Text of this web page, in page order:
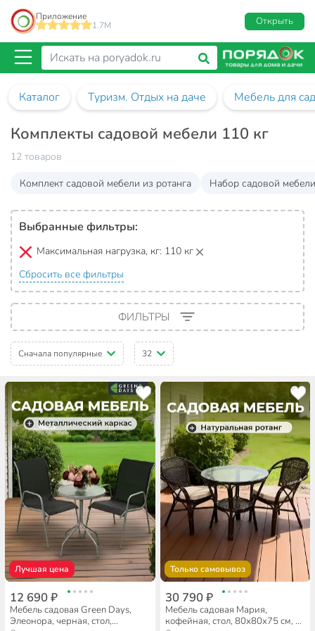
Приложение
1.7M
Открыть
Каталог Туризм. Отдых на даче Мебель для
Комплекты садовой мебели 110 кг
12 товаров
Комплект садовой мебели из ротанга
Набор садовой
Выбранные фильтры:
Максимальная нагрузка, кг: 110 кг
Сбросить все фильтры
ФИЛЬТРЫ
Сначала популярные 32
Лучшая цена
12 690 ₽
Мебель садовая Green Days,
Элеонора, черная, стол,
Только самовывоз
30 790 ₽
Мебель садовая Мария,
кофейная, стол, 80х80х75 см, 2